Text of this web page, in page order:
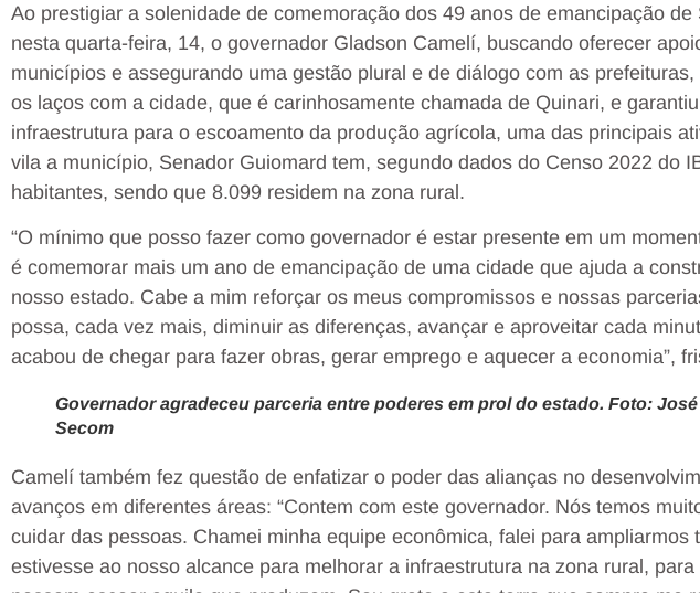
Ao prestigiar a solenidade de comemoração dos 49 anos de emancipação de
nesta quarta-feira, 14, o governador Gladson Camelí, buscando oferecer
municípios e assegurando uma gestão plural e de diálogo com as
os laços com a cidade, que é carinhosamente chamada de Quinari, e
infraestrutura para o escoamento da produção agrícola, uma das principais
vila a município, Senador Guiomard tem, segundo dados do Censo 2022 do
habitantes, sendo que 8.099 residem na zona rural.
“O mínimo que posso fazer como governador é estar presente em um
é comemorar mais um ano de emancipação de uma cidade que ajuda a
nosso estado. Cabe a mim reforçar os meus compromissos e nossas
possa, cada vez mais, diminuir as diferenças, avançar e aproveitar cada
acabou de chegar para fazer obras, gerar emprego e aquecer a economia”,
Governador agradeceu parceria entre poderes em prol do estado. Foto:
Secom
Camelí também fez questão de enfatizar o poder das alianças no
avanços em diferentes áreas: “Contem com este governador. Nós temos
cuidar das pessoas. Chamei minha equipe econômica, falei para ampliarmos
estivesse ao nosso alcance para melhorar a infraestrutura na zona rural,